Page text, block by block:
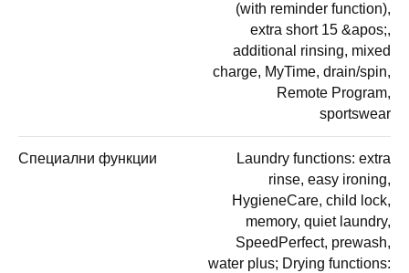
(with reminder function),
extra short 15 &apos;,
additional rinsing, mixed
charge, MyTime, drain/spin,
Remote Program,
sportswear
Специални функции
Laundry functions: extra
rinse, easy ironing,
HygieneCare, child lock,
memory, quiet laundry,
SpeedPerfect, prewash,
water plus; Drying functions: